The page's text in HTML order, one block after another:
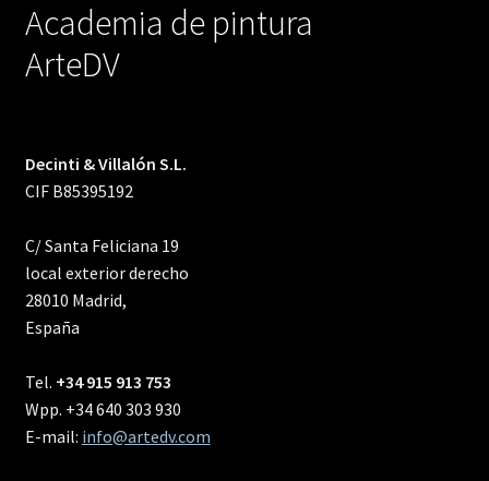
Academia de pintura
ArteDV
Decinti & Villalón S.L.
CIF B85395192
C/ Santa Feliciana 19
local exterior derecho
28010 Madrid,
España
Tel. +34 915 913 753
Wpp. +34 640 303 930
E-mail: info@artedv.com